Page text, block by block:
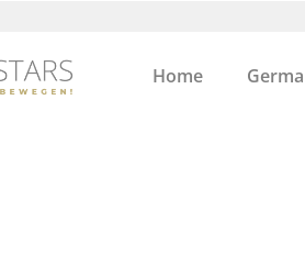
Home